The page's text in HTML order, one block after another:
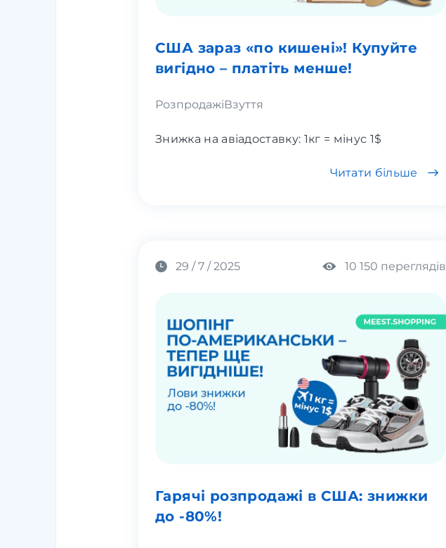
США зараз «по кишені»! Купуйте
вигідно – платіть менше!
РозпродажіВзуття
Знижка на авіадоставку: 1кг = мінус 1$
Читати більше
29 / 7 / 2025 10 150 переглядів
Гарячі розпродажі в США: знижки
до -80%!